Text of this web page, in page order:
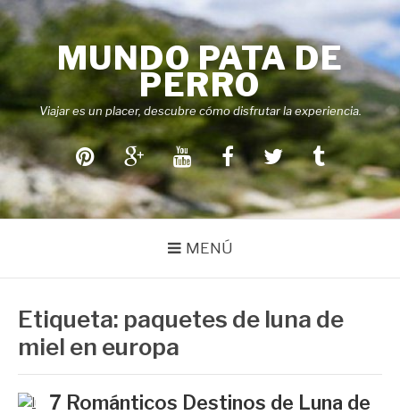
Saltar
al
contenidoMUNDO PATA DE
PERRO
Viajar es un placer, descubre cómo disfrutar la experiencia.
PinterestGoogle+YoutubeFacebookTwitterTumblr
MENÚ
Etiqueta: paquetes de luna de
miel en europa
7 Románticos Destinos de Luna de